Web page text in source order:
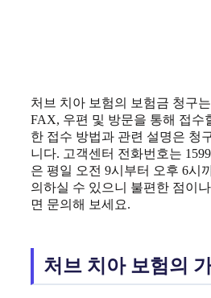
처브 치아 보험의 보험금 청구
FAX, 우편 및 방문을 통해 접수
한 접수 방법과 관련 설명은 청
니다. 고객센터 전화번호는
은 평일 오전 9시부터 오후 6시
의하실 수 있으니 불편한 점이
면 문의해 보세요.
처브 치아 보험의